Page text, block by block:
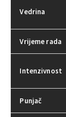
Vedrina
Vrijeme rada
Intenzivnost
Punjač